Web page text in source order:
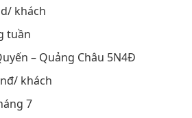
khách
tuần
– Quảng Châu 5N4Đ
khách
7